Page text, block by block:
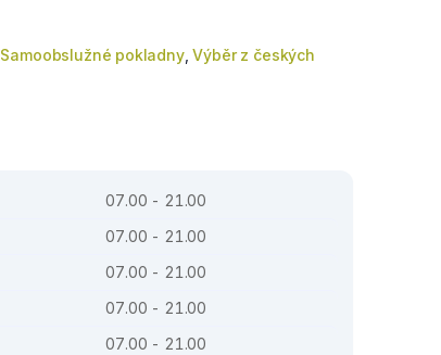
Samoobslužné pokladny,Výběr z českých
07.00 - 21.00
07.00 - 21.00
07.00 - 21.00
07.00 - 21.00
07.00 - 21.00